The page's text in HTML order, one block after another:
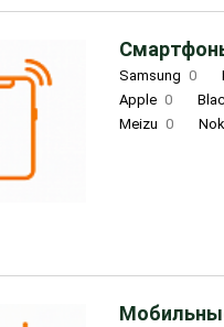
Samsung 0
Apple 0
Meizu 0